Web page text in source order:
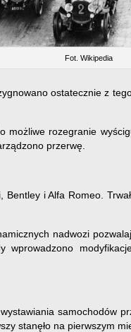
Fot. Wikipedia
ostatecznie z
możliwe rozegranie
przerwę.
i Alfa Romeo.
nadwozi
wprowadzono
samochodów
stanęło na pierwszym